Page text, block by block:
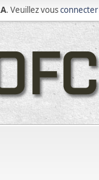
. Veuillez vousconnecter